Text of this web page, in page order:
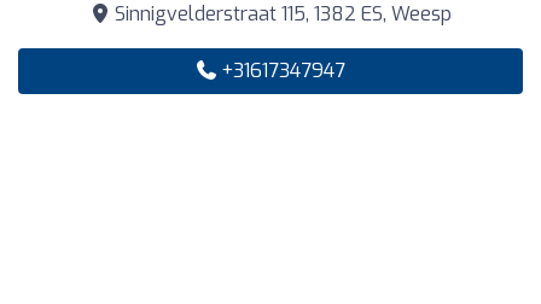
Sinnigvelderstraat 115, 1382 ES, Weesp
+31617347947